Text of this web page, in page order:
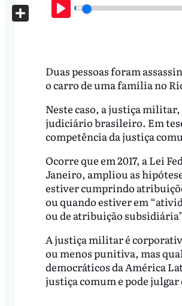
Play
Duas pessoas foram
o carro de uma família no
Neste caso, a justiça
judiciário brasileiro. Em
competência da justiça
Ocorre que em 2017, a Lei
Janeiro, ampliou as
estiver cumprindo
ou quando estiver em
ou de atribuição
A justiça militar é
ou menos punitiva, mas
democráticos da América
justiça comum e pode
X